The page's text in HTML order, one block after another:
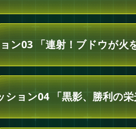
ン03 「連射！ブドウが火
ション04 「黒影、勝利の栄